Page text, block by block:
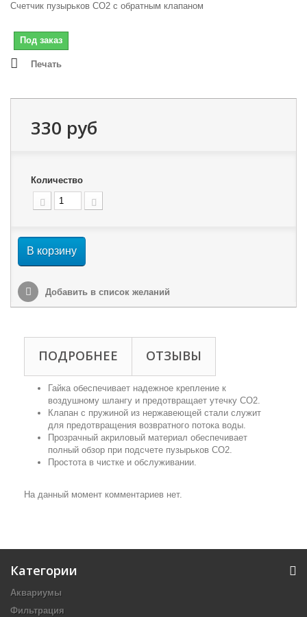
Счетчик пузырьков СO2 с обратным клапаном
Под заказ
Печать
330 руб
Количество
В корзину
Добавить в список желаний
ПОДРОБНЕЕ ОТЗЫВЫ
Гайка обеспечивает надежное крепление к
воздушному шлангу и предотвращает утечку СО2.
Клапан с пружиной из нержавеющей стали служит
для предотвращения возвратного потока воды.
Прозрачный акриловый материал обеспечивает
полный обзор при подсчете пузырьков СО2.
Простота в чистке и обслуживании.
На данный момент комментариев нет.
Категории
Аквариумы
Фильтрация